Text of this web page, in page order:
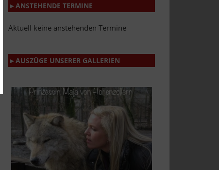
▸ ANSTEHENDE TERMINE
Aktuell keine anstehenden Termine
▸ AUSZÜGE UNSERER GALLERIEN